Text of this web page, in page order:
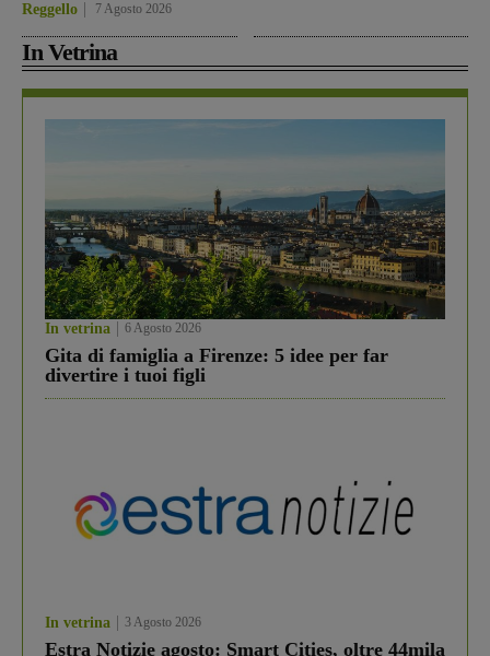
Reggello 7 Agosto 2026
In Vetrina
In vetrina 6 Agosto 2026
Gita di famiglia a Firenze: 5 idee per far
divertire i tuoi figli
In vetrina 3 Agosto 2026
Estra Notizie agosto: Smart Cities, oltre 44mila